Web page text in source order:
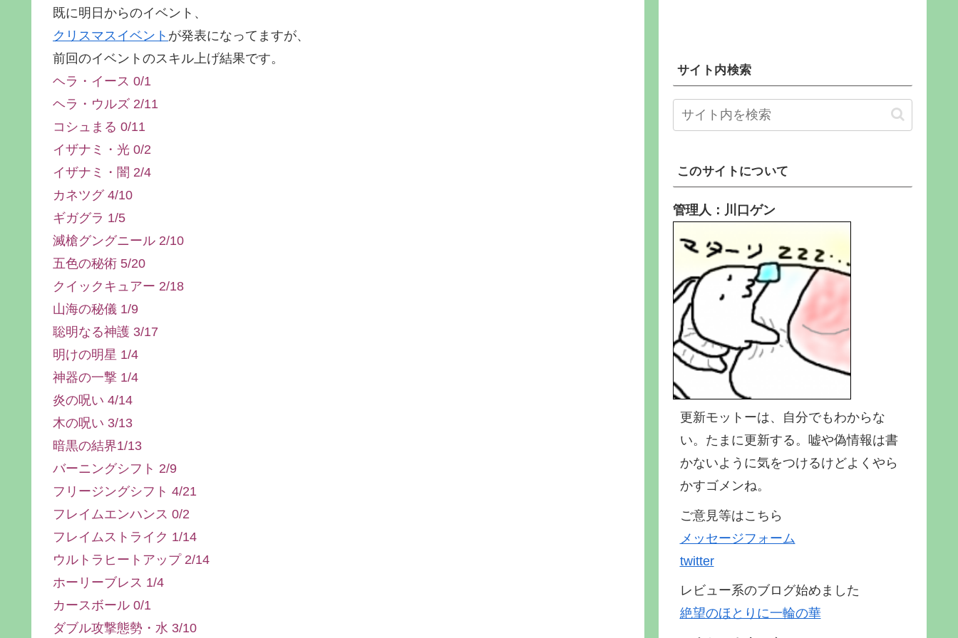
既に明日からのイベント、
クリスマスイベント が発表になってますが、
前回のイベントのスキル上げ結果です。
ヘラ・イース 0/1
ヘラ・ウルズ 2/11
コシュまる 0/11
イザナミ・光 0/2
イザナミ・闇 2/4
カネツグ 4/10
ギガグラ 1/5
滅槍グングニール 2/10
五色の秘術 5/20
クイックキュアー 2/18
山海の秘儀 1/9
聡明なる神護 3/17
明けの明星 1/4
神器の一撃 1/4
炎の呪い 4/14
木の呪い 3/13
暗黒の結界1/13
バーニングシフト 2/9
フリージングシフト 4/21
フレイムエンハンス 0/2
フレイムストライク 1/14
ウルトラヒートアップ 2/14
ホーリーブレス 1/4
カースボール 0/1
ダブル攻撃態勢・水 3/10
サイト内検索
このサイトについて
管理人：川口ゲン
更新モットーは、自分でもわからな
い。たまに更新する。嘘や偽情報は書
かないように気をつけるけどよくやら
かすゴメンね。
ご意見等はこちら
メッセージフォーム
twitter
レビュー系のブログ始めました
絶望のほとりに一輪の華